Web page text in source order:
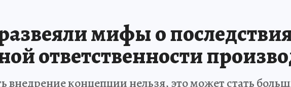
мифы о
ответственности
внедрение концепции нельзя, это может стать